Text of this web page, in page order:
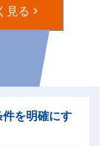
見る
を明確にす